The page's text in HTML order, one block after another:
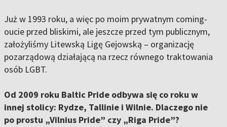
Już w 1993 roku, a więc po moim prywatnym coming-
oucie przed bliskimi, ale jeszcze przed tym publicznym,
założyliśmy Litewską Ligę Gejowską – organizację
pozarządową działającą na rzecz równego traktowania
osób LGBT.
Od 2009 roku Baltic Pride odbywa się co roku w
innej stolicy: Rydze, Tallinie i Wilnie. Dlaczego nie
po prostu „Vilnius Pride” czy „Riga Pride”?